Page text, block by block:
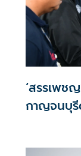
‘สรรเพช
กาญจนบุรี